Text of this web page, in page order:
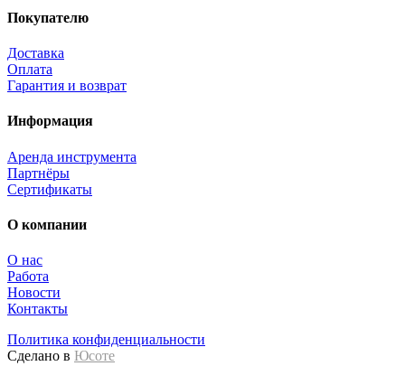
Покупателю
Доставка
Оплата
Гарантия и возврат
Информация
Аренда инструмента
Партнёры
Сертификаты
О компании
О нас
Работа
Новости
Контакты
Политика конфиденциальности
Сделано в Юсоте